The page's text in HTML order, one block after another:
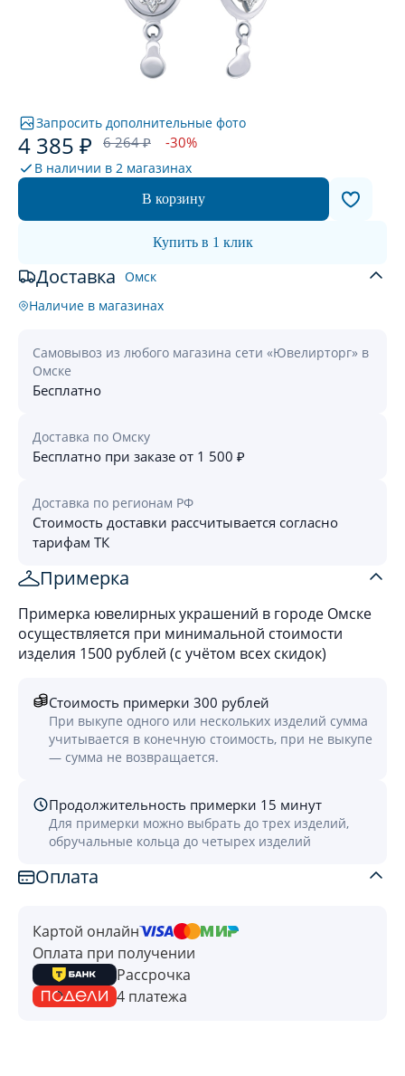
Запросить дополнительные фото
4 385 ₽ 6 264 ₽ -30%
В наличии в 2 магазинах
В корзину
Купить в 1 клик
Доставка Омск
Наличие в магазинах
Самовывоз из любого магазина сети «Ювелирторг» в
Омске
Бесплатно
Доставка по Омску
Бесплатно при заказе от 1 500 ₽
Доставка по регионам РФ
Стоимость доставки рассчитывается согласно
тарифам ТК
Примерка
Примерка ювелирных украшений в городе Омске
осуществляется при минимальной стоимости
изделия 1500 рублей (с учётом всех скидок)
Стоимость примерки 300 рублей
При выкупе одного или нескольких изделий сумма
учитывается в конечную стоимость, при не выкупе
— сумма не возвращается.
Продолжительность примерки 15 минут
Для примерки можно выбрать до трех изделий,
обручальные кольца до четырех изделий
Оплата
Картой онлайн
Оплата при получении
Рассрочка
4 платежа